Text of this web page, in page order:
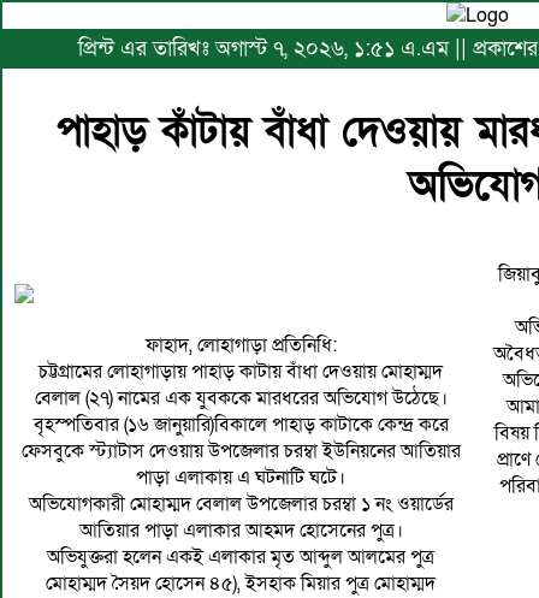
প্রিন্ট এর তারিখঃ অগাস্ট ৭, ২০২৬, ১:৫১ এ.এম ||
পাহাড় কাঁটায় বাঁধা দেওয়ায়
ফাহাদ, লোহাগাড়া প্রতিনিধি:
চট্টগ্রামের লোহাগাড়ায় পাহাড় কাটায় বাঁধা দেওয়ায় মোহাম্মদ
বেলাল (২৭) নামের এক যুবককে মারধরের অভিযোগ উঠেছে।
বৃহস্পতিবার (১৬ জানুয়ারি)বিকালে পাহাড় কাটাকে কেন্দ্র করে
ফেসবুকে স্ট্যাটাস দেওয়ায় উপজেলার চরম্বা ইউনিয়নের আতিয়ার
পাড়া এলাকায় এ ঘটনাটি ঘটে।
অভিযোগকারী মোহাম্মদ বেলাল উপজেলার চরম্বা ১ নং ওয়ার্ডের
আতিয়ার পাড়া এলাকার আহমদ হোসেনের পুত্র।
অভিযুক্তরা হলেন একই এলাকার মৃত আব্দুল আলমের পুত্র
মোহাম্মদ সৈয়দ হোসেন ৪৫), ইসহাক মিয়ার পুত্র মোহাম্মদ
বিষয়